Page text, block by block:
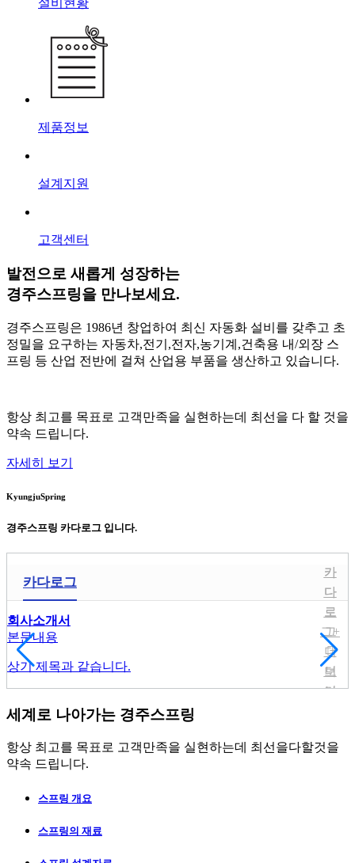
설비현황
제품정보
설계지원
고객센터
발전으로 새롭게 성장하는
경주스프링을 만나보세요.
경주스프링은 1986년 창업하여 최신 자동화 설비를 갖추고 초
정밀을 요구하는 자동차,전기,전자,농기계,건축용 내/외장 스
프링 등 산업 전반에 걸쳐 산업용 부품을 생산하고 있습니다.
항상 최고를 목표로 고객만족을 실현하는데 최선을 다 할 것을
약속 드립니다.
자세히 보기
KyungjuSpring
경주스프링 카다로그 입니다.
카다로그
카
다
로
그+
더
보
기
기
회사소개서
본문내용
상기 제목과 같습니다.
카
다
로
그
더
보
세계로 나아가는 경주스프링
항상 최고를 목표로 고객만족을 실현하는데 최선을다할것을
약속 드립니다.
스프링 개요
스프링의 재료